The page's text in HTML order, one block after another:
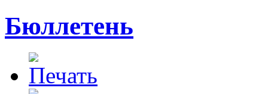
Бюллетень